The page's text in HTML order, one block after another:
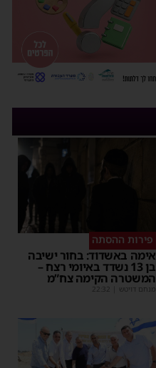
פירות ההסתה
אימה באשדוד: בחור ישיבה
בן 13 נשדד באיומי רצח –
המשטרה הקימה צח”מ
מנחם דויטש 22:32